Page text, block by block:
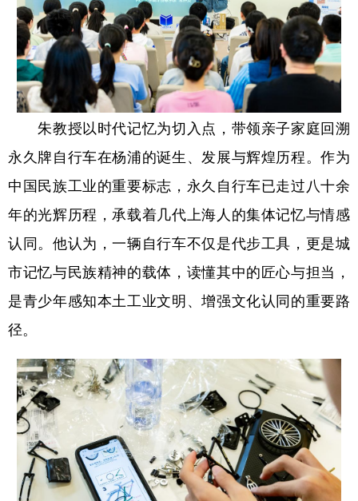
朱教授以时代记忆为切入点，带领亲子家庭回溯
永久牌自行车在杨浦的诞生、发展与辉煌历程。作为
中国民族工业的重要标志，永久自行车已走过八十余
年的光辉历程，承载着几代上海人的集体记忆与情感
认同。他认为，一辆自行车不仅是代步工具，更是城
市记忆与民族精神的载体，读懂其中的匠心与担当，
是青少年感知本土工业文明、增强文化认同的重要路
径。